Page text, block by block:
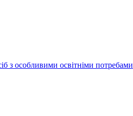
з особливими освітніми потребами